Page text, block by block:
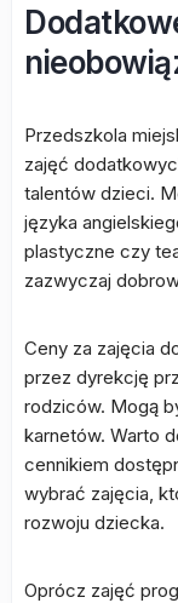
Przedszkola
zajęć
talentów dzieci.
języka
plastyczne czy
zazwyczaj
Ceny za zajęcia
przez dyrekcję
rodziców. Mogą
karnetów. Warto
cennikiem
wybrać zajęcia,
rozwoju dziecka.
Oprócz zajęć